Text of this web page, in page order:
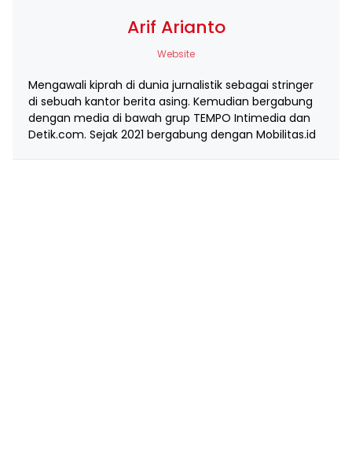
Arif Arianto
Website
Mengawali kiprah di dunia jurnalistik sebagai stringer
di sebuah kantor berita asing. Kemudian bergabung
dengan media di bawah grup TEMPO Intimedia dan
Detik.com. Sejak 2021 bergabung dengan Mobilitas.id